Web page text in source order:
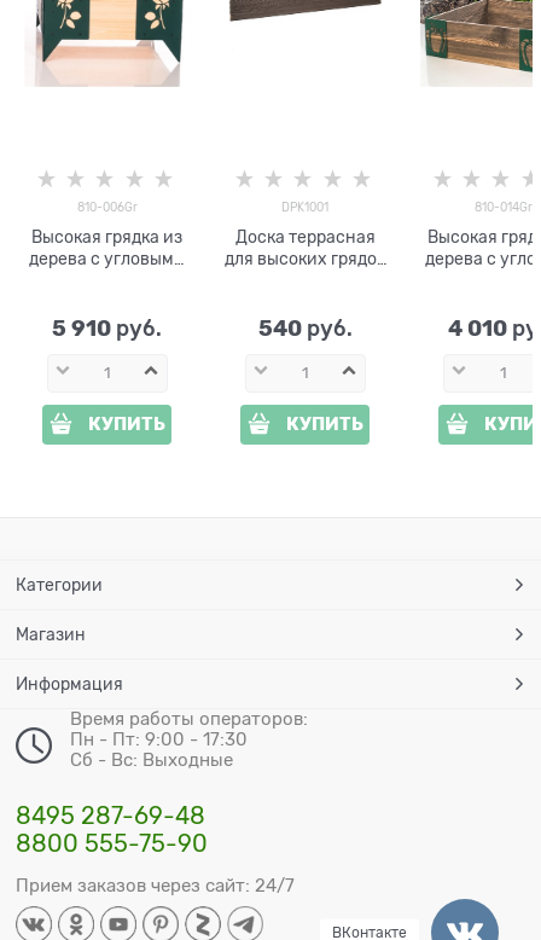
810-006Gr
Высокая грядка из
дерева с угловыми
5 910 руб.
КУПИТЬ
DPK1001
Доска террасная
для высоких грядок
540 руб.
КУПИТЬ
810-014Gr
Высокая
дерева с
4 010
Категории
Магазин
Информация
Время работы операторов:
Пн - Пт: 9:00 - 17:30
Сб - Вс: Выходные
8495 287-69-48
8800 555-75-90
Прием заказов через сайт: 24/7
ВКонтакте